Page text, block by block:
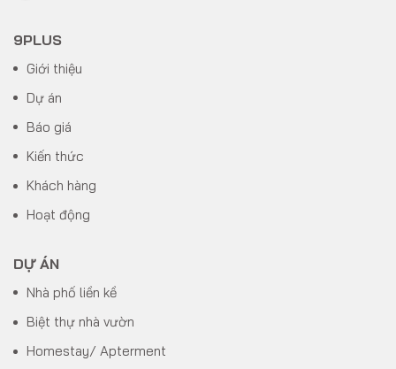
9PLUS
Giới thiệu
Dự án
Báo giá
Kiến thức
Khách hàng
Hoạt động
DỰ ÁN
Nhà phố liền kề
Biệt thự nhà vườn
Homestay/ Apterment